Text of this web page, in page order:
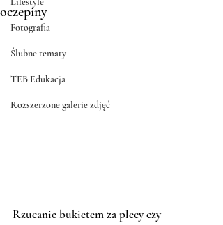
Fotografia
Ślubne tematy
TEB Edukacja
Rozszerzone galerie zdjęć
oczepiny
Rzucanie bukietem za plecy czy